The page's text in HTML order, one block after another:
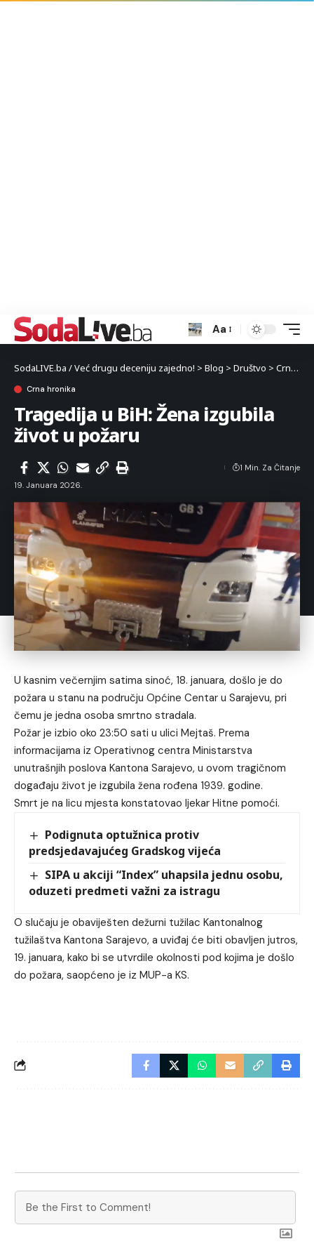
Aa
SodaLIVE.ba / Već drugu deceniju zajedno! > Blog > Društvo > Crna hronika
Crna hronika
Tragedija u BiH: Žena izgubila
život u požaru
19. Januara 2026.
1 Min. Za Čitanje
U kasnim večernjim satima sinoć, 18. januara, došlo je do
požara u stanu na području Općine Centar u Sarajevu, pri
čemu je jedna osoba smrtno stradala.
Požar je izbio oko 23:50 sati u ulici Mejtaš. Prema
informacijama iz Operativnog centra Ministarstva
unutrašnjih poslova Kantona Sarajevo, u ovom tragičnom
događaju život je izgubila žena rođena 1939. godine.
Smrt je na licu mjesta konstatovao ljekar Hitne pomoći.
Podignuta optužnica protiv
predsjedavajućeg Gradskog vijeća
SIPA u akciji “Index” uhapsila jednu osobu,
oduzeti predmeti važni za istragu
O slučaju je obaviješten dežurni tužilac Kantonalnog
tužilaštva Kantona Sarajevo, a uviđaj će biti obavljen jutros,
19. januara, kako bi se utvrdile okolnosti pod kojima je došlo
do požara, saopćeno je iz MUP-a KS.